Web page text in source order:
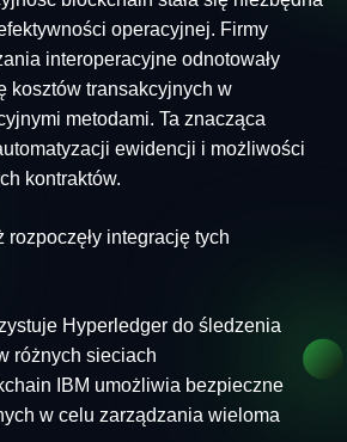
operacyjnej. Firmy
interoperacyjne odnotowały
kosztów transakcyjnych w
metodami. Ta znacząca
ewidencji i możliwości
kontraktów.
rozpoczęły integrację tych
Hyperledger do śledzenia
różnych sieciach
IBM umożliwia bezpieczne
w celu zarządzania wieloma